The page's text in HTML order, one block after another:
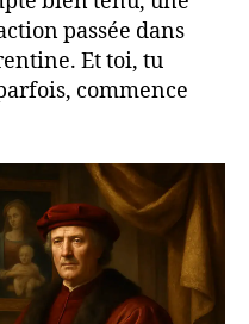
passée dans
Et toi, tu
commence